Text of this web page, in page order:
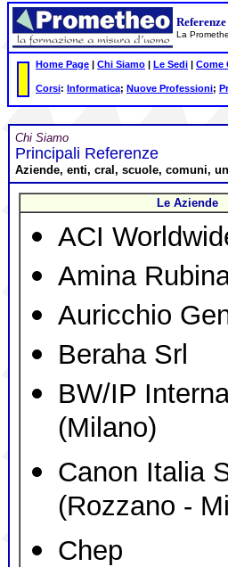
Referenze
La
Home Page | Chi Siamo | Le Sedi | Come
Corsi: Informatica; Nuove Professioni;
Chi Siamo
Principali Referenze
Aziende, enti, cral, scuole, comuni,
Le Aziende
ACI
Amina
Auricchio
Beraha Srl
BW/IP
(Milano)
Canon Italia
(Rozzano -
Chep